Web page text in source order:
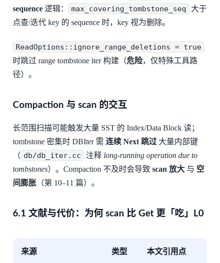
sequence逻辑： max_covering_tombstone_seq
大于
点查/迭代 key 的 sequence 时，key 视为删除。
ReadOptions::ignore_range_deletions = true
时跳过 range tombstone iter 构建（危险，仅特殊工具路
径）。
Compaction 与 scan 的交互
长范围扫描可能触发大量 SST 的 Index/Data Block 读；
tombstone 密集时 DBIter 需 连续 Next 跳过大量内部键
（ db/db_iter.cc 注释 long-running operation due to
tombstones）。Compaction 不及时会导致 scan 放大与 空
间膨胀（第 10–11 篇）。
6.1 文献与代价：为何 scan 比 Get 更「吃」L0
来源 类型 本文引用点